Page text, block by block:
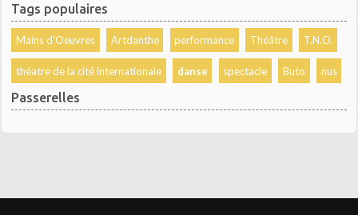
Tags populaires
Mains d'Oeuvres Artdanthe performance Théâtre T.N.O.
théatre de la cité internationale danse spectacle Buto nus
Passerelles